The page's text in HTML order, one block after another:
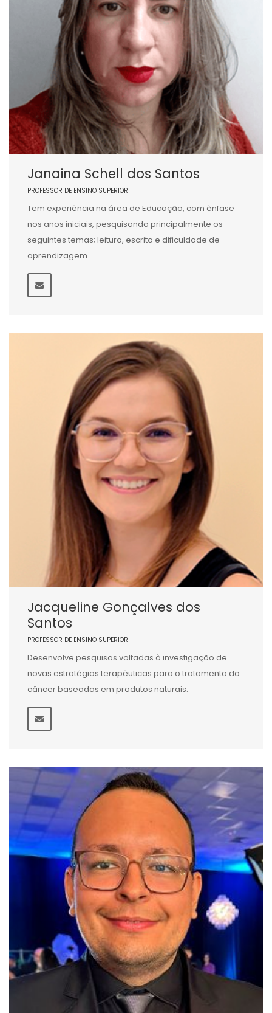
Janaina Schell dos Santos
PROFESSOR DE ENSINO SUPERIOR
Tem experiência na área de Educação, com ênfase
nos anos iniciais, pesquisando principalmente os
seguintes temas; leitura, escrita e dificuldade de
aprendizagem.
Jacqueline Gonçalves dos
Santos
PROFESSOR DE ENSINO SUPERIOR
Desenvolve pesquisas voltadas à investigação de
novas estratégias terapêuticas para o tratamento do
câncer baseadas em produtos naturais.